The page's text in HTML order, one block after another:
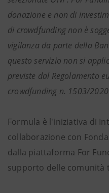
donazione e non di
di crowdfunding non è
vigilanza da parte della
questo servizio non si
previste dal Regolamento
crowdfunding n. 1503/2020
Formula è l'iniziativa di
collaborazione con
dalla piattaforma For
supporto delle